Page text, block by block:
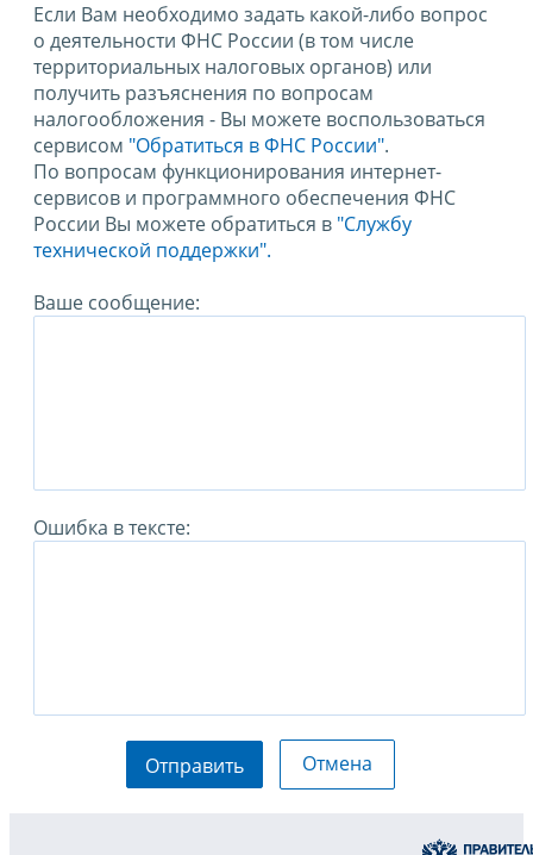
Если Вам необходимо задать какой-либо вопрос
о деятельности ФНС России (в том числе
территориальных налоговых органов) или
получить разъяснения по вопросам
налогообложения - Вы можете воспользоваться
сервисом "Обратиться в ФНС России".
По вопросам функционирования интернет-
сервисов и программного обеспечения ФНС
России Вы можете обратиться в "Службу
технической поддержки".
Ваше сообщение:
Ошибка в тексте:
Отправить Отмена